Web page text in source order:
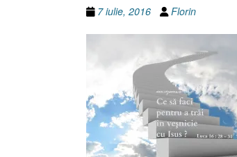
7 iulie, 2016 Florin